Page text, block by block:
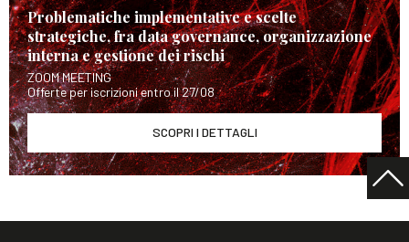
Problematiche implementative e scelte
strategiche, fra data governance, organizzazione
interna e gestione dei rischi
ZOOM MEETING
Offerte per iscrizioni entro il 27/08
SCOPRI I DETTAGLI